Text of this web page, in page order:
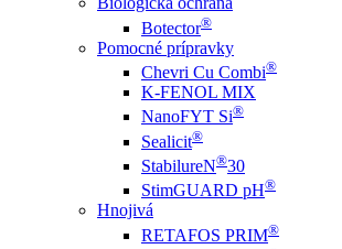
Botector®
Pomocné prípravky
Chevri Cu Combi®
K-FENOL MIX
NanoFYT Si®
Sealicit®
StabilureN®30
StimGUARD pH®
Hnojivá
RETAFOS PRIM®